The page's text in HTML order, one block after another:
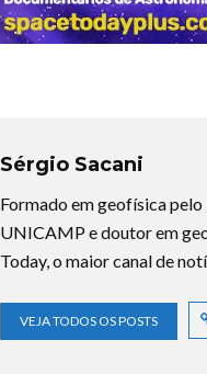
Sérgio Sacani
Formado em geofísica
UNICAMP e doutor em
Today, o maior canal de
VEJA TODOS OS POSTS